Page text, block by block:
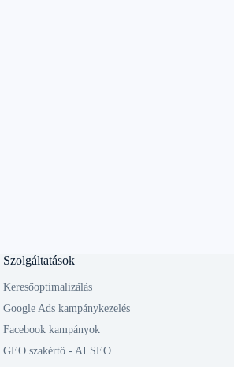
Szolgáltatások
Keresőoptimalizálás
Google Ads kampánykezelés
Facebook kampányok
GEO szakértő - AI SEO